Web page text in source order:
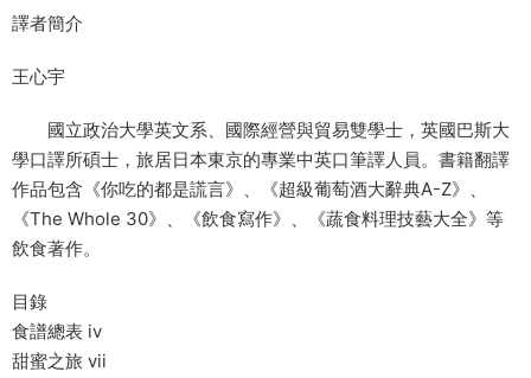
譯者簡介
王心宇
國立政治大學英文系、國際經營與貿易雙學士，英國巴斯大
學口譯所碩士，旅居日本東京的專業中英口筆譯人員。書籍翻譯
作品包含《你吃的都是謊言》、《超級葡萄酒大辭典A-Z》、
《The Whole 30》、《飲食寫作》、《蔬食料理技藝大全》等
飲食著作。
目錄
食譜總表 iv
甜蜜之旅 vii